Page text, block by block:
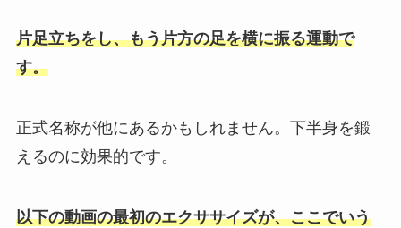
片足立ちをし、もう片方の足を横に振る運動で
す。
正式名称が他にあるかもしれません。下半身を鍛
えるのに効果的です。
以下の動画の最初のエクササイズが、ここでいう